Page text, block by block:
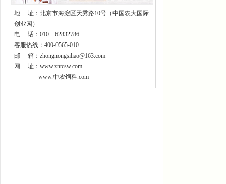
地
址：北京市海淀区天秀路10号（中国农大国际
创业园）
电 话：010—62832786
客服热线：400-0565-010
邮 箱：zhongnongsiliao@163.com
网 址：www.zntcsw.com
www.中农饲料.com